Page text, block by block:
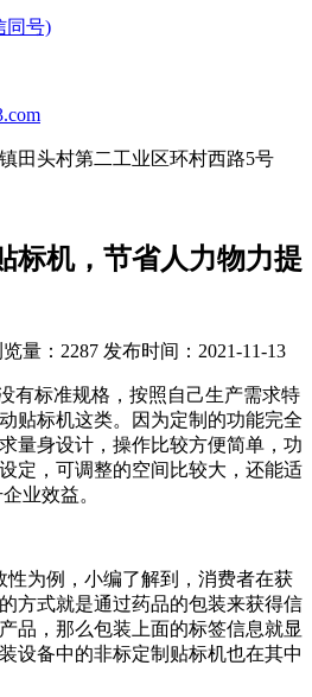
同号)
田头村第二工业区环村西路5号
标机，节省人力物力提
量：2287 发布时间：2021-11-13
有标准规格，按照自己生产需求特
贴标机这类。因为定制的功能完全
量身设计，操作比较方便简单，功
定，可调整的空间比较大，还能适
业效益。
性为例，小编了解到，消费者在获
方式就是通过药品的包装来获得信
品，那么包装上面的标签信息就显
设备中的非标定制贴标机也在其中